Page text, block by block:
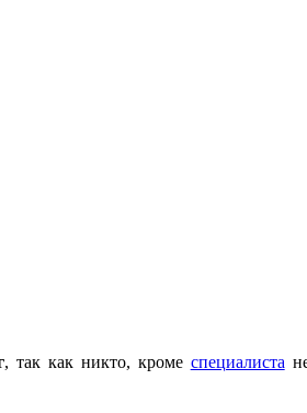
, так как никто, кроме специалиста